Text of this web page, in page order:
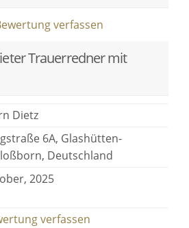
verfassen
Trauerredner mit
Dietz
6A, Glashütten-
Deutschland
2025
verfassen